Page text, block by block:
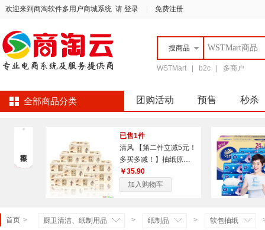
欢迎来到商淘软件多用户商城系统 请 登录 免费注册
搜商品
WSTMart b2c 多商户
全部商品分类 团购活动 预售 秒杀
已售1件
清风 【第二件立减5元！
多买多减！】抽纸原木
纯品纸抽卫生纸3层餐巾
纸共12包面巾纸家用纸
￥35.90
加入购物车
首页 > 厨卫清洁、纸制用品 > 纸制品 > 软包抽纸